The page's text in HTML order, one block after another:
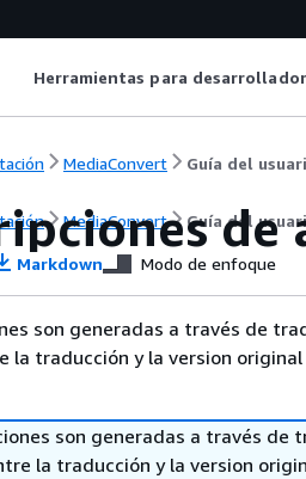
Herramientas para
MediaConvert Guía del
MediaConvert Guía delde
Markdown Modo de enfoque
son generadas a través de
la traducción y la version
son generadas a través de
la traducción y la version